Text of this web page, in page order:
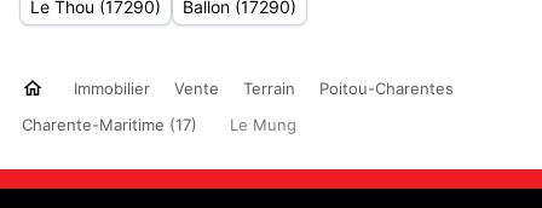
Le Thou (17290)
Ballon (17290)
Immobilier Vente Terrain
Poitou-Charentes
Charente-Maritime (17)
Le Mung